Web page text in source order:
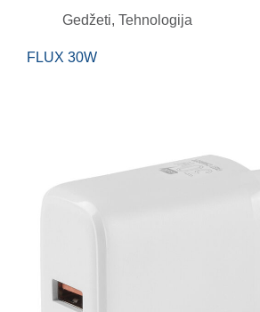
Gedžeti, Tehnologija
FLUX 30W